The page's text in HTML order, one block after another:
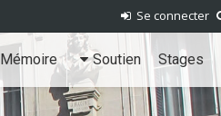
Se connecter
Mémoire Soutien Stages